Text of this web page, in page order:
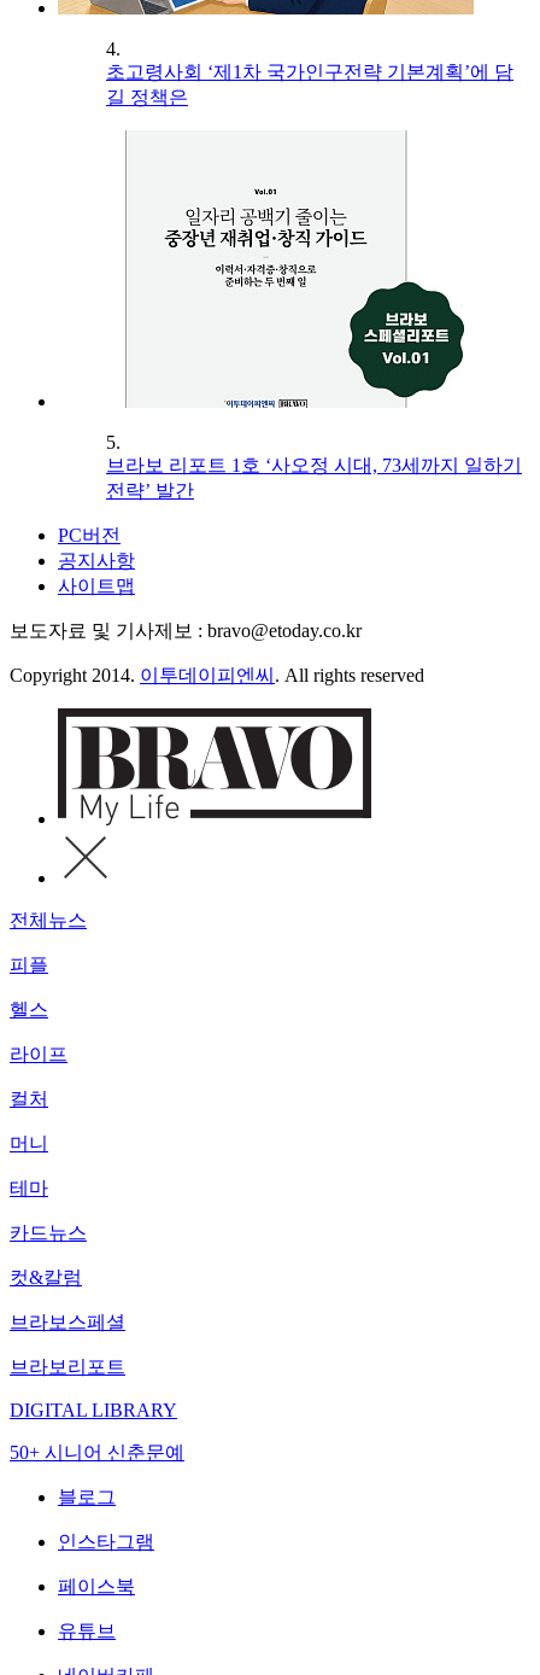
4.
초고령사회 ‘제1차 국가인구전략 기본계획’에 담
길 정책은
5.
브라보 리포트 1호 ‘사오정 시대, 73세까지 일하기
전략’ 발간
PC버전
공지사항
사이트맵
보도자료 및 기사제보 : bravo@etoday.co.kr
Copyright 2014. 이투데이피엔씨 . All rights reserved
전체뉴스
피플
헬스
라이프
컬처
머니
테마
카드뉴스
컷&칼럼
브라보스페셜
브라보리포트
DIGITAL LIBRARY
50+ 시니어 신춘문예
블로그
인스타그램
페이스북
유튜브